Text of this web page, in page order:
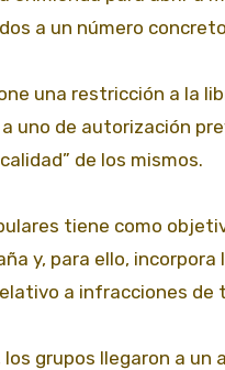
a un número
una restricción a la
uno de autorización
de los mismos.
tiene como
y, para ello,
a infracciones de
grupos llegaron a